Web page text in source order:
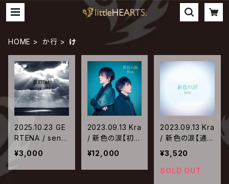
HOME か行 け
2025.10.23 GE
RTENA / sentir
e vitam
¥3,000
2023.09.13 Kra
/ 新色の涙【初回
限定盤】
¥12,000
2023.09.13 Kra
/ 新色の涙【通常
盤】
¥3,520
SOLD OUT